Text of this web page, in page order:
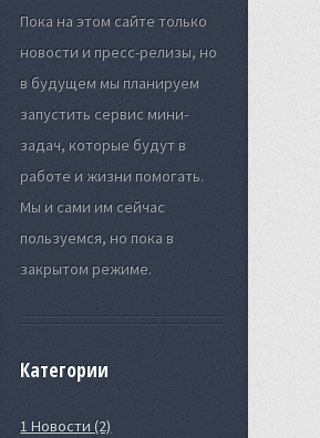
Пока на этом сайте только
новости и пресс-релизы, но
в будущем мы планируем
запустить сервис мини-
задач, которые будут в
работе и жизни помогать.
Мы и сами им сейчас
пользуемся, но пока в
закрытом режиме.
Категории
1 Новости (2)